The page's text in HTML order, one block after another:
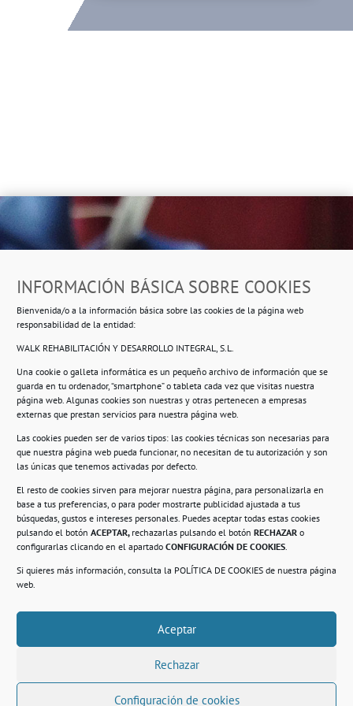
INFORMACIÓN BÁSICA SOBRE COOKIES
Bienvenida/o a la información básica sobre las cookies de la página web
responsabilidad de la entidad:
WALK REHABILITACIÓN Y DESARROLLO INTEGRAL, S.L.
Una cookie o galleta informática es un pequeño archivo de información que se
guarda en tu ordenador, “smartphone” o tableta cada vez que visitas nuestra
página web. Algunas cookies son nuestras y otras pertenecen a empresas
externas que prestan servicios para nuestra página web.
Las cookies pueden ser de varios tipos: las cookies técnicas son necesarias para
que nuestra página web pueda funcionar, no necesitan de tu autorización y son
las únicas que tenemos activadas por defecto.
El resto de cookies sirven para mejorar nuestra página, para personalizarla en
base a tus preferencias, o para poder mostrarte publicidad ajustada a tus
búsquedas, gustos e intereses personales. Puedes aceptar todas estas cookies
pulsando el botón ACEPTAR, rechazarlas pulsando el botón RECHAZAR o
configurarlas clicando en el apartado CONFIGURACIÓN DE COOKIES.
Si quieres más información, consulta la POLÍTICA DE COOKIES de nuestra página
web.
Aceptar
Rechazar
Configuración de cookies
Ropero Solidario de Usera
Beasáin 25-33posterior, local 3 – 28041 Madrid
Información
Compromiso con la protección de datos
Política de Cookies.
© 2021. Realizado en el Centro de Rehabilitación